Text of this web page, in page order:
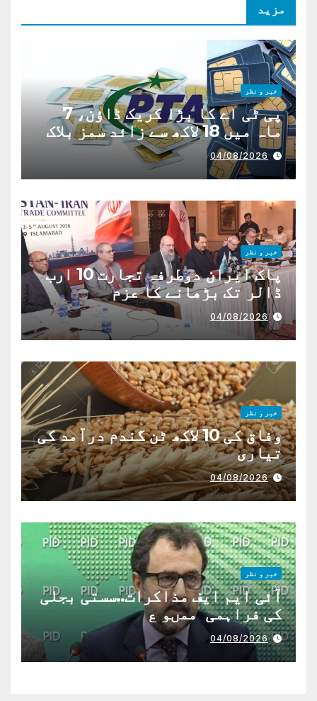
مزید
خبر و نظر
پی ٹی اے کا بڑا کریک ڈاؤن، 7
ماہ میں 18 لاکھ سے زائد سمز بلاک
04/08/2026
خبر و نظر
پاک ایران دوطرفہ تجارت 10 ارب
ڈالر تک بڑھانے کا عزم
04/08/2026
خبر و نظر
وفاق کی 10 لاکھ ٹن گندم درآمد کی
تیاری
04/08/2026
خبر و نظر
آئی ایم ایف مذاکرات..سستی بجلی
کی فراہمی ممںو ع
04/08/2026